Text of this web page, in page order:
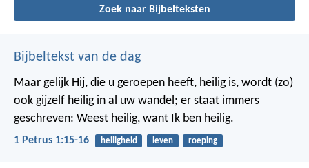
Zoek naar Bijbelteksten
Bijbeltekst van de dag
Maar gelijk Hij, die u geroepen heeft, heilig is, wordt (zo)
ook gijzelf heilig in al uw wandel; er staat immers
geschreven: Weest heilig, want Ik ben heilig.
1 Petrus 1:15-16 heiligheid leven roeping